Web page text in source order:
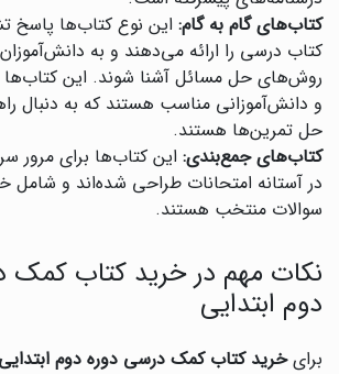
کتاب‌های گام به گام: این نوع کتاب‌ها پاسخ
کتاب درسی را ارائه می‌دهند و به
روش‌های حل مسائل آشنا شوند. این کتاب‌ها
و دانش‌آموزانی مناسب هستند که به دنبال
حل تمرین‌ها هستند.
کتاب‌های جمع‌بندی: این کتاب‌ها برای مرور
در آستانه امتحانات طراحی شده‌اند و شامل
سوالات منتخب هستند.
نکات مهم در خرید کتاب کمک
دوم ابتدایی
برایخرید کتاب کمک درسی دوره دوم ابتدایی